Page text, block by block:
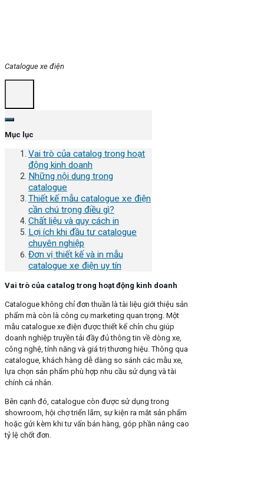
Catalogue xe điện
Mục lục
Vai trò của catalog trong hoạt
động kinh doanh
Những nội dung trong
catalogue
Thiết kế mẫu catalogue xe điện
cần chú trọng điều gì?
Chất liệu và quy cách in
Lợi ích khi đầu tư catalogue
chuyên nghiệp
Đơn vị thiết kế và in mẫu
catalogue xe điện uy tín
Vai trò của catalog trong hoạt động kinh doanh
Catalogue không chỉ đơn thuần là tài liệu giới thiệu sản
phẩm mà còn là công cụ marketing quan trọng. Một
mẫu catalogue xe điện được thiết kế chỉn chu giúp
doanh nghiệp truyền tải đầy đủ thông tin về dòng xe,
công nghệ, tính năng và giá trị thương hiệu. Thông qua
catalogue, khách hàng dễ dàng so sánh các mẫu xe,
lựa chọn sản phẩm phù hợp nhu cầu sử dụng và tài
chính cá nhân.
Bên cạnh đó, catalogue còn được sử dụng trong
showroom, hội chợ triển lãm, sự kiện ra mắt sản phẩm
hoặc gửi kèm khi tư vấn bán hàng, góp phần nâng cao
tỷ lệ chốt đơn.